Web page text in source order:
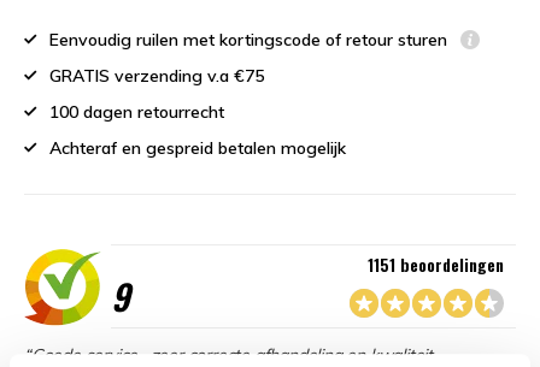
Eenvoudig ruilen met kortingscode of retour sturen
GRATIS verzending v.a €75
100 dagen retourrecht
Achteraf en gespreid betalen mogelijk
9
1151 beoordelingen
“Goede service , zeer correcte afhandeling en kwaliteit